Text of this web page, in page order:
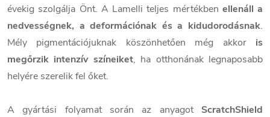
évekig szolgálja Önt. A Lamelli teljes mértékben ellenáll a
nedvességnek, a deformációnak és a kidudorodásnak.
Mély pigmentációjuknak köszönhetően még akkor is
megőrzik intenzív színeiket, ha otthonának legnaposabb
helyére szerelik fel őket.
A gyártási folyamat során az anyagot ScratchShield